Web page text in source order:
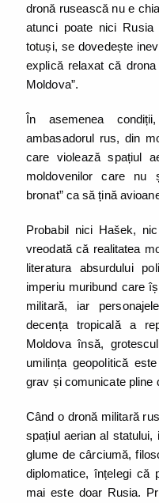
dronă rusească nu e
atunci poate nici
totuși, se dovedește
explică relaxat că
Moldova”.
În asemenea
ambasadorul rus, din
care violează spațiul
moldovenilor care nu
bronat” ca să țină
Probabil nici Hašek,
vreodată că realitatea
literatura absurdului
imperiu muribund care
militară, iar
decența tropicală a
Moldova însă,
umilința geopolitică
grav și comunicate pline
Când o dronă militară
spațiul aerian al
glume de cârciumă,
diplomatice, înțelegi că
mai este doar Rusia.